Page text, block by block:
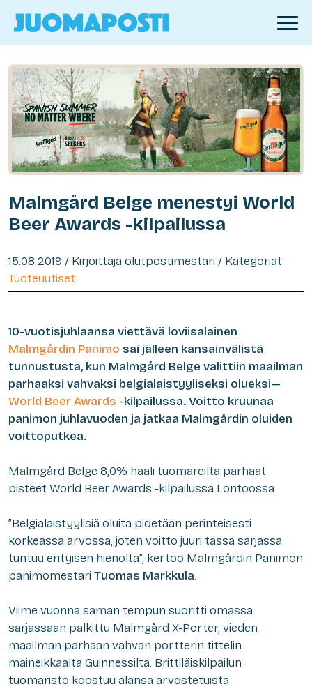
Malmgård Belge menestyi World
Beer Awards -kilpailussa
15.08.2019 / Kirjoittaja olutpostimestari / Kategoriat:
Tuoteuutiset
10-vuotisjuhlaansa viettävä loviisalainen
Malmgårdin Panimo sai jälleen kansainvälistä
tunnustusta, kun Malmgård Belge valittiin maailman
parhaaksi vahvaksi belgialaistyyliseksi olueksi—
World Beer Awards -kilpailussa. Voitto kruunaa
panimon juhlavuoden ja jatkaa Malmgårdin oluiden
voittoputkea.
Malmgård Belge 8,0% haali tuomareilta parhaat
pisteet World Beer Awards -kilpailussa Lontoossa.
”Belgialaistyylisiä oluita pidetään perinteisesti
korkeassa arvossa, joten voitto juuri tässä sarjassa
tuntuu erityisen hienolta”, kertoo Malmgårdin Panimon
panimomestari Tuomas Markkula.
Viime vuonna saman tempun suoritti omassa
sarjassaan palkittu Malmgård X-Porter, vieden
maailman parhaan vahvan portterin tittelin
maineikkaalta Guinnessiltä. Brittiläiskilpailun
tuomaristo koostuu alansa arvostetuista